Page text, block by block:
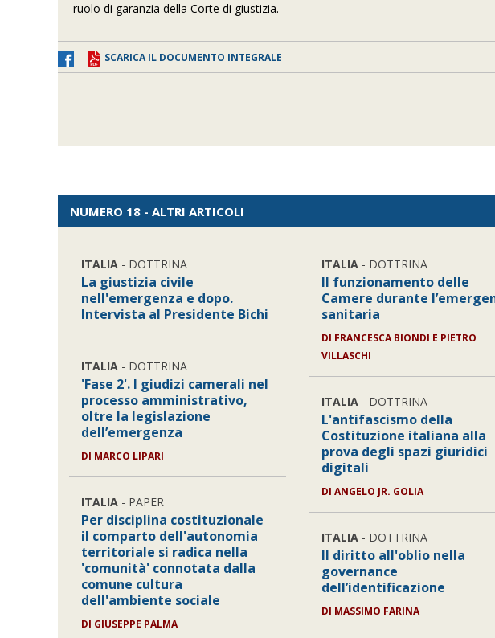
ruolo di garanzia della Corte di giustizia.
SCARICA IL DOCUMENTO INTEGRALE
NUMERO 18 - ALTRI ARTICOLI
ITALIA - DOTTRINA
La giustizia civile
nell'emergenza e dopo.
Intervista al Presidente Bichi
ITALIA - DOTTRINA
'Fase 2'. I giudizi camerali nel
processo amministrativo,
oltre la legislazione
dell’emergenza
DI MARCO LIPARI
ITALIA - PAPER
Per disciplina costituzionale
il comparto dell'autonomia
territoriale si radica nella
'comunità' connotata dalla
comune cultura
dell'ambiente sociale
DI GIUSEPPE PALMA
ITALIA - DOTTRINA
Il funzionamento delle
Camere durante
sanitaria
DI FRANCESCA BIONDI E PIETRO
VILLASCHI
ITALIA - DOTTRINA
L'antifascismo della
Costituzione italiana alla
prova degli spazi giuridici
digitali
DIANGELO JR. GOLIA
ITALIA - DOTTRINA
Il diritto all'oblio nella
governance
dell’identificazione
DI MASSIMO FARINA